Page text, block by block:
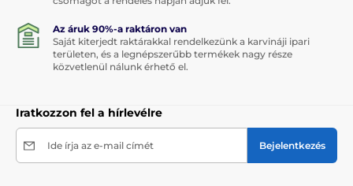
Az áruk 90%-a raktáron van
Saját kiterjedt raktárakkal rendelkezünk a karvináji ipari
területen, és a legnépszerűbb termékek nagy része
közvetlenül nálunk érhető el.
Iratkozzon fel a hírlevélre
Ide írja az e-mail címét Bejelentkezés